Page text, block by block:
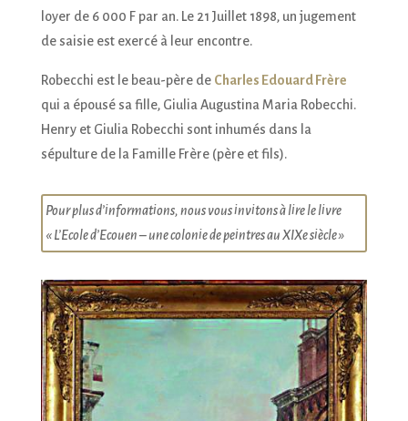
loyer de 6 000 F par an. Le 21 Juillet 1898, un jugement
de saisie est exercé à leur encontre.
Robecchi est le beau-père de Charles Edouard Frère
qui a épousé sa fille, Giulia Augustina Maria Robecchi.
Henry et Giulia Robecchi sont inhumés dans la
sépulture de la Famille Frère (père et fils).
Pour plus d’informations, nous vous invitons à lire le livre
« L’Ecole d’Ecouen – une colonie de peintres au XIXe siècle »